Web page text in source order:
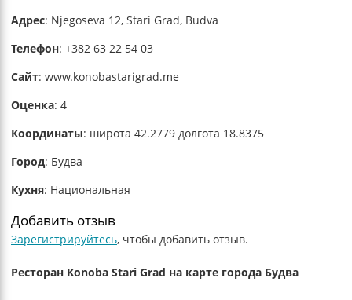
Адрес: Njegoseva 12, Stari Grad, Budva
Телефон: +382 63 22 54 03
Сайт: www.konobastarigrad.me
Оценка: 4
Координаты: широта 42.2779 долгота 18.8375
Город: Будва
Кухня: Национальная
Добавить отзыв
Зарегистрируйтесь, чтобы добавить отзыв.
Ресторан Konoba Stari Grad на карте города Будва